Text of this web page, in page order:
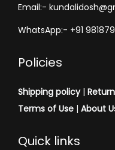
Email:-
WhatsApp:- +91
Policies
Shipping policy|
Terms of Use | About
Quick links